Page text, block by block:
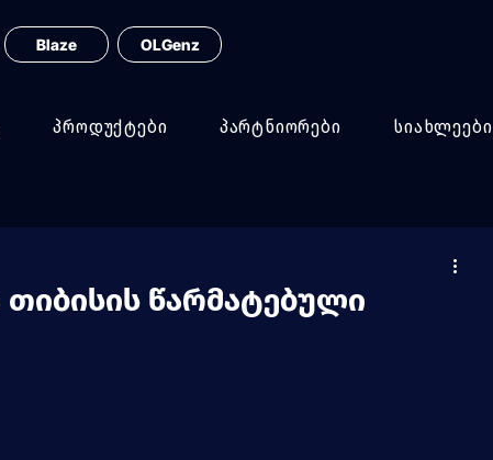
Blaze OLGenz
პროდუქტები პარტნიორები სიახლეები
წარმატებული